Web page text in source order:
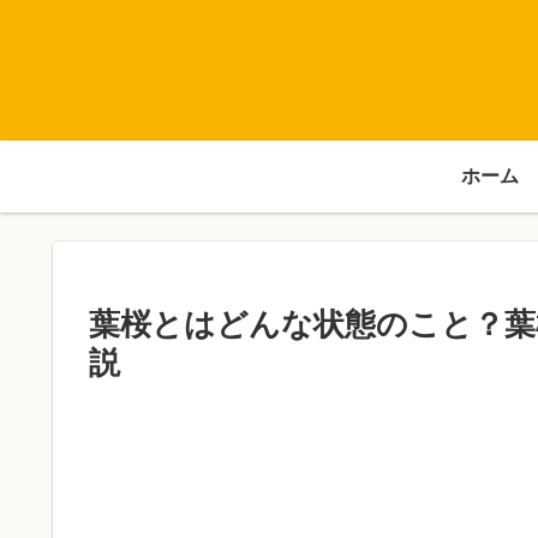
ホーム
葉桜とはどんな状態のこと？
説